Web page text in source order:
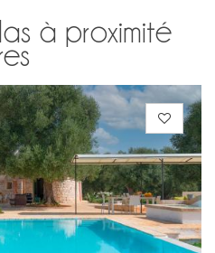
à proximité